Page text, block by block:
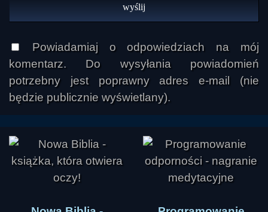
Powiadamiaj o odpowiedziach na mój
komentarz. Do wysyłania powiadomień
potrzebny jest poprawny adres e-mail (nie
będzie publicznie wyświetlany).